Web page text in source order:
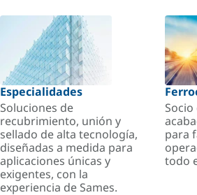
Especialidades
Soluciones de
recubrimiento, unión y
sellado de alta tecnología,
diseñadas a medida para
aplicaciones únicas y
exigentes, con la
experiencia de Sames.
para
todo